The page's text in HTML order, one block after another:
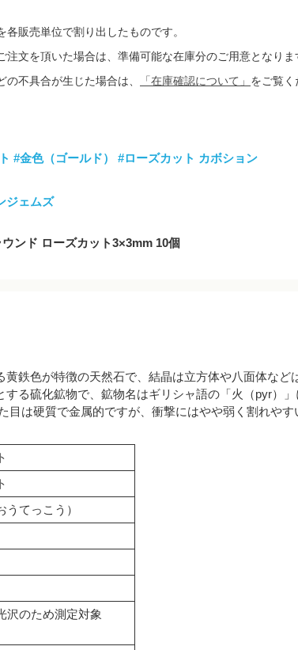
販売単位で割り出したものです。
文を頂いた場合は、準備可能な在庫分のご用意となりま
不具合が生じた場合は、
「在庫確認について」 をご覧く
#金色（ゴールド） #ローズカット カボション
ジェムズ
ンド ローズカット3×3mm 10個
黄鉄色が特徴の天然石で、結晶は立方体や八面体など
する硫化鉱物で、鉱物名はギリシャ語の「火（pyr）
目は硬質で金属的ですが、衝撃にはやや弱く割れやす
うてっこう）
のため測定対象